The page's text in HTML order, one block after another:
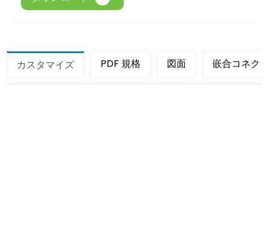
カスタマイズ PDF 規格 図面 嵌合コネク